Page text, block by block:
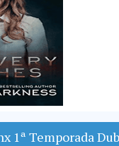
1ª Temporada